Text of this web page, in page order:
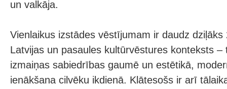
un valkāja.
Vienlaikus izstādes vēstījumam ir daudz
Latvijas un pasaules kultūrvēstures konteksts –
izmaiņas sabiedrības gaumē un estētikā,
ienākšana cilvēku ikdienā. Klātesošs ir arī